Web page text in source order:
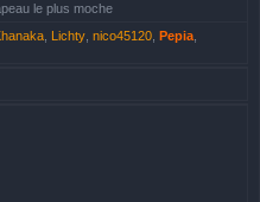
le plus moche
Lichty nico45120 Pepia